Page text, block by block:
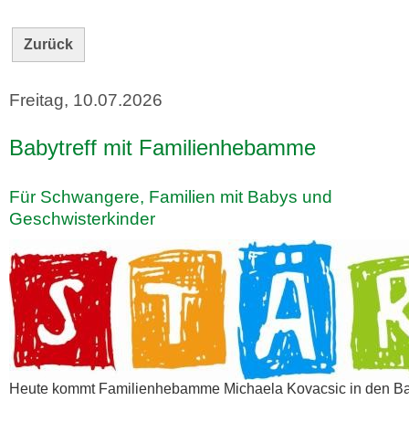
Zurück
Freitag, 10.07.2026
Babytreff mit Familienhebamme
Für Schwangere, Familien mit Babys und
Geschwisterkinder
Heute kommt Familienhebamme Michaela Kovacsic in den